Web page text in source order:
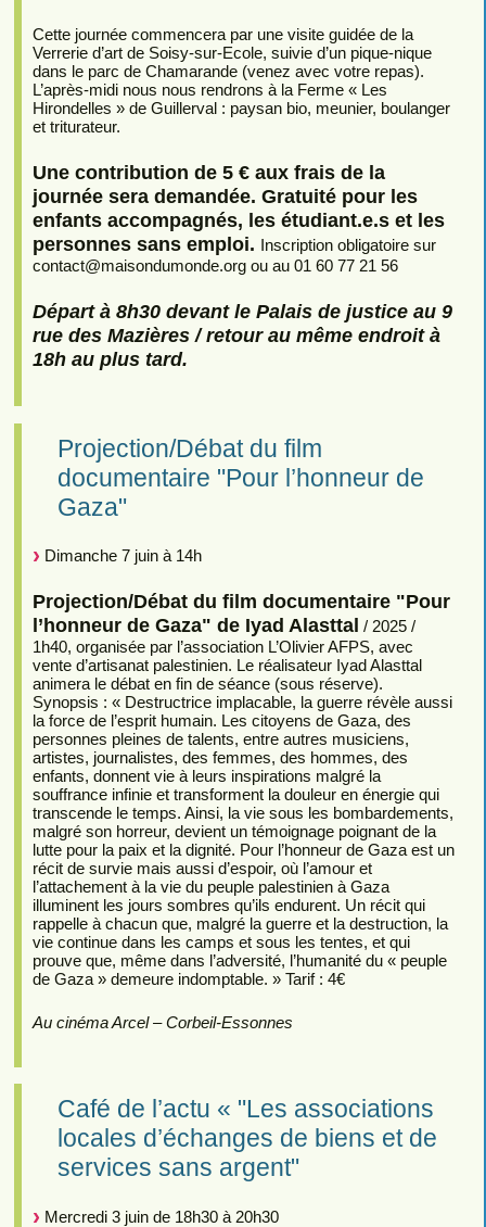
Cette journée commencera par une visite guidée de la
Verrerie d’art de Soisy-sur-Ecole, suivie d’un pique-nique
dans le parc de Chamarande (venez avec votre repas).
L’après-midi nous nous rendrons à la Ferme « Les
Hirondelles » de Guillerval : paysan bio, meunier, boulanger
et triturateur.
Une contribution de 5 € aux frais de la
journée sera demandée. Gratuité pour les
enfants accompagnés, les étudiant.e.s et les
personnes sans emploi. Inscription obligatoire sur
contact@maisondumonde.org ou au 01 60 77 21 56
Départ à 8h30 devant le Palais de justice au 9
rue des Mazières / retour au même endroit à
18h au plus tard.
Projection/Débat du film
documentaire "Pour l’honneur de
Gaza"
Dimanche 7 juin à 14h
Projection/Débat du film documentaire "Pour
l’honneur de Gaza" de Iyad Alasttal / 2025 /
1h40, organisée par l’association L’Olivier AFPS, avec
vente d’artisanat palestinien. Le réalisateur Iyad Alasttal
animera le débat en fin de séance (sous réserve).
Synopsis : « Destructrice implacable, la guerre révèle aussi
la force de l’esprit humain. Les citoyens de Gaza, des
personnes pleines de talents, entre autres musiciens,
artistes, journalistes, des femmes, des hommes, des
enfants, donnent vie à leurs inspirations malgré la
souffrance infinie et transforment la douleur en énergie qui
transcende le temps. Ainsi, la vie sous les bombardements,
malgré son horreur, devient un témoignage poignant de la
lutte pour la paix et la dignité. Pour l’honneur de Gaza est un
récit de survie mais aussi d’espoir, où l’amour et
l’attachement à la vie du peuple palestinien à Gaza
illuminent les jours sombres qu’ils endurent. Un récit qui
rappelle à chacun que, malgré la guerre et la destruction, la
vie continue dans les camps et sous les tentes, et qui
prouve que, même dans l’adversité, l’humanité du « peuple
de Gaza » demeure indomptable. » Tarif : 4€
Au cinéma Arcel – Corbeil-Essonnes
Café de l’actu « "Les associations
locales d’échanges de biens et de
services sans argent"
Mercredi 3 juin de 18h30 à 20h30